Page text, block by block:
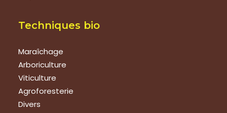
Techniques bio
Maraîchage
Arboriculture
Viticulture
Agroforesterie
Divers